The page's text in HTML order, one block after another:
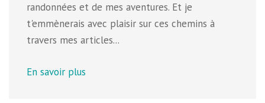
randonnées et de mes aventures. Et je
t'emmènerais avec plaisir sur ces chemins à
travers mes articles...
En savoir plus